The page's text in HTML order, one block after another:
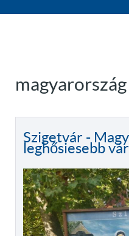
magyarország
Szigetvár -
leghősiesebb